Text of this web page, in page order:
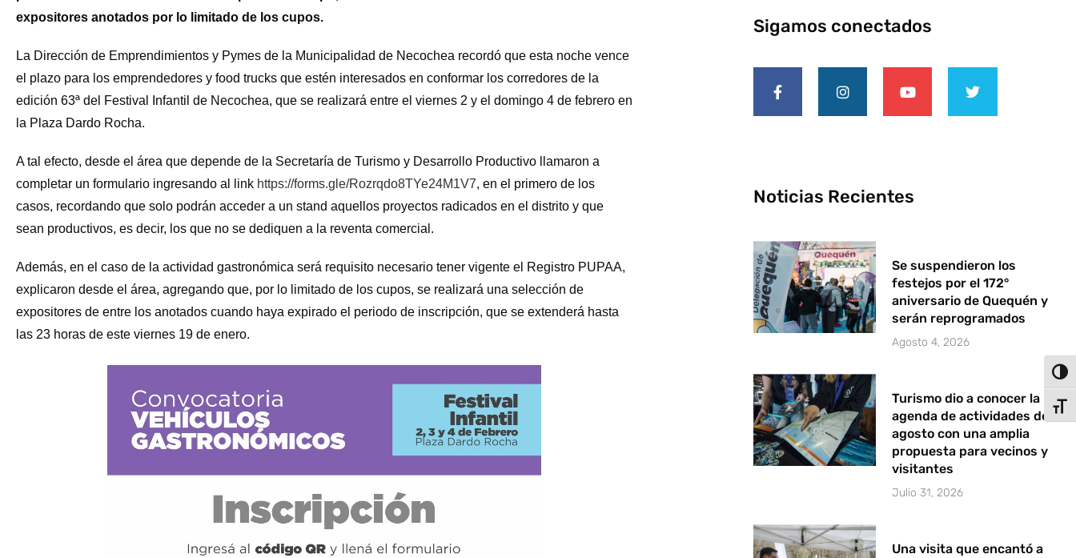
expositores anotados por lo limitado de los cupos.
La Dirección de Emprendimientos y Pymes de la Municipalidad de Necochea recordó que esta noche vence
el plazo para los emprendedores y food trucks que estén interesados en conformar los corredores de la
edición 63ª del Festival Infantil de Necochea, que se realizará entre el viernes 2 y el domingo 4 de febrero en
la Plaza Dardo Rocha.
A tal efecto, desde el área que depende de la Secretaría de Turismo y Desarrollo Productivo llamaron a
completar un formulario ingresando al link https://forms.gle/Rozrqdo8TYe24M1V7, en el primero de los
casos, recordando que solo podrán acceder a un stand aquellos proyectos radicados en el distrito y que
sean productivos, es decir, los que no se dediquen a la reventa comercial.
Además, en el caso de la actividad gastronómica será requisito necesario tener vigente el Registro PUPAA,
explicaron desde el área, agregando que, por lo limitado de los cupos, se realizará una selección de
expositores de entre los anotados cuando haya expirado el periodo de inscripción, que se extenderá hasta
las 23 horas de este viernes 19 de enero.
Sigamos conectados
Noticias Recientes
Se suspendieron los
festejos por el 172°
aniversario de Quequén y
serán reprogramados
Agosto 4, 2026
Turismo dio a conocer la
agenda de actividades de
agosto con una amplia
propuesta para vecinos y
visitantes
Julio 31, 2026
Una visita que encantó a